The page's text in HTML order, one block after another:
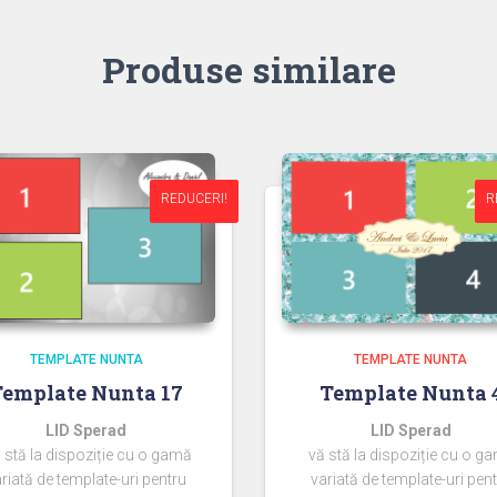
Produse similare
REDUCERI!
REDUCERI!
TEMPLATE NUNTA
Nunta 17
LID Sperad
stă la dispoziție cu o gamă
de template-uri pentru
TEMPLATE NUNTA
Template Nunta
LID Sperad
vă stă la dispoziție cu o
variată de template-uri